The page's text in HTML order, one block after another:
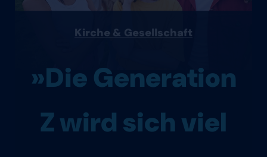
Kirche & Gesellschaft
»Die Generation
Z wird sich viel